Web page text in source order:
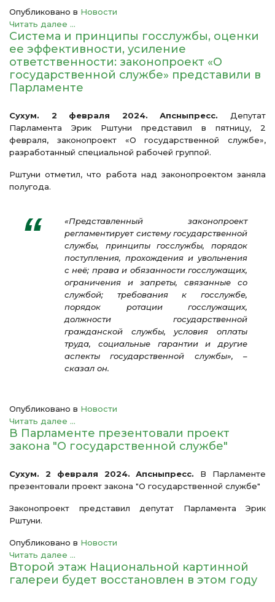
Опубликовано в Новости
Читать далее ...
Система и принципы госслужбы, оценки
ее эффективности, усиление
ответственности: законопроект «О
государственной службе» представили в
Парламенте
Сухум. 2 февраля 2024. Апсныпресс. Депутат
Парламента Эрик Рштуни представил в пятницу, 2
февраля, законопроект «О государственной службе»,
разработанный специальной рабочей группой.
Рштуни отметил, что работа над законопроектом заняла
полугода.
«Представленный законопроект
регламентирует систему государственной
службы, принципы госслужбы, порядок
поступления, прохождения и увольнения
с неё; права и обязанности госслужащих,
ограничения и запреты, связанные со
службой; требования к госслужбе,
порядок ротации госслужащих,
должности государственной
гражданской службы, условия оплаты
труда, социальные гарантии и другие
аспекты государственной службы», –
сказал он.
Опубликовано в Новости
Читать далее ...
В Парламенте презентовали проект
закона "О государственной службе"
Сухум. 2 февраля 2024. Апсныпресс. В Парламенте
презентовали проект закона "О государственной службе"
Законопроект представил депутат Парламента Эрик
Рштуни.
Опубликовано в Новости
Читать далее ...
Второй этаж Национальной картинной
галереи будет восстановлен в этом году